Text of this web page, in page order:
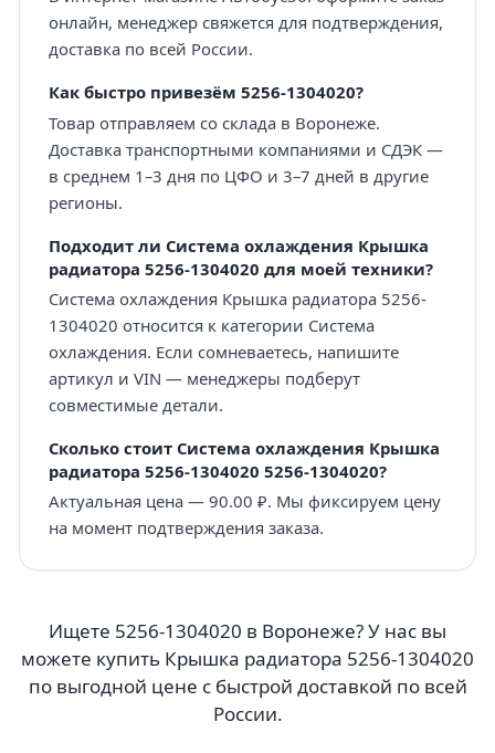
онлайн, менеджер свяжется для подтверждения,
доставка по всей России.
Как быстро привезём 5256-1304020?
Товар отправляем со склада в Воронеже.
Доставка транспортными компаниями и СДЭК —
в среднем 1–3 дня по ЦФО и 3–7 дней в другие
регионы.
Подходит ли Система охлаждения Крышка
радиатора 5256-1304020 для моей техники?
Система охлаждения Крышка радиатора 5256-
1304020 относится к категории Система
охлаждения. Если сомневаетесь, напишите
артикул и VIN — менеджеры подберут
совместимые детали.
Сколько стоит Система охлаждения Крышка
радиатора 5256-1304020 5256-1304020?
Актуальная цена — 90.00 ₽. Мы фиксируем цену
на момент подтверждения заказа.
Ищете 5256-1304020 в Воронеже? У нас вы
можете купить Крышка радиатора 5256-1304020
по выгодной цене с быстрой доставкой по всей
России.